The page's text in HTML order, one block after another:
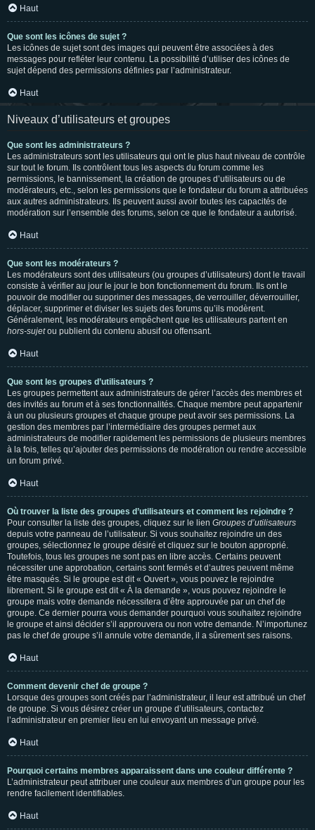
Haut
Que sont les icônes de sujet ?
Les icônes de sujet sont des images qui peuvent être associées à des
messages pour refléter leur contenu. La possibilité d’utiliser des icônes de
sujet dépend des permissions définies par l’administrateur.
Haut
Niveaux d’utilisateurs et groupes
Que sont les administrateurs ?
Les administrateurs sont les utilisateurs qui ont le plus haut niveau de contrôle
sur tout le forum. Ils contrôlent tous les aspects du forum comme les
permissions, le bannissement, la création de groupes d’utilisateurs ou de
modérateurs, etc., selon les permissions que le fondateur du forum a attribuées
aux autres administrateurs. Ils peuvent aussi avoir toutes les capacités de
modération sur l’ensemble des forums, selon ce que le fondateur a autorisé.
Haut
Que sont les modérateurs ?
Les modérateurs sont des utilisateurs (ou groupes d’utilisateurs) dont le travail
consiste à vérifier au jour le jour le bon fonctionnement du forum. Ils ont le
pouvoir de modifier ou supprimer des messages, de verrouiller, déverrouiller,
déplacer, supprimer et diviser les sujets des forums qu’ils modèrent.
Généralement, les modérateurs empêchent que les utilisateurs partent en
hors-sujetou publient du contenu abusif ou offensant.
Haut
Que sont les groupes d’utilisateurs ?
Les groupes permettent aux administrateurs de gérer l’accès des membres et
des invités au forum et à ses fonctionnalités. Chaque membre peut appartenir
à un ou plusieurs groupes et chaque groupe peut avoir ses permissions. La
gestion des membres par l’intermédiaire des groupes permet aux
administrateurs de modifier rapidement les permissions de plusieurs membres
à la fois, telles qu’ajouter des permissions de modération ou rendre accessible
un forum privé.
Haut
Où trouver la liste des groupes d’utilisateurs et comment les rejoindre ?
Pour consulter la liste des groupes, cliquez sur le lien Groupes d’utilisateurs
depuis votre panneau de l’utilisateur. Si vous souhaitez rejoindre un des
groupes, sélectionnez le groupe désiré et cliquez sur le bouton approprié.
Toutefois, tous les groupes ne sont pas en libre accès. Certains peuvent
nécessiter une approbation, certains sont fermés et d’autres peuvent même
être masqués. Si le groupe est dit « Ouvert », vous pouvez le rejoindre
librement. Si le groupe est dit « À la demande », vous pouvez rejoindre le
groupe mais votre demande nécessitera d’être approuvée par un chef de
groupe. Ce dernier pourra vous demander pourquoi vous souhaitez rejoindre
le groupe et ainsi décider s’il approuvera ou non votre demande. N’importunez
pas le chef de groupe s’il annule votre demande, il a sûrement ses raisons.
Haut
Comment devenir chef de groupe ?
Lorsque des groupes sont créés par l’administrateur, il leur est attribué un chef
de groupe. Si vous désirez créer un groupe d’utilisateurs, contactez
l’administrateur en premier lieu en lui envoyant un message privé.
Haut
Pourquoi certains membres apparaissent dans une couleur différente ?
L’administrateur peut attribuer une couleur aux membres d’un groupe pour les
rendre facilement identifiables.
Haut